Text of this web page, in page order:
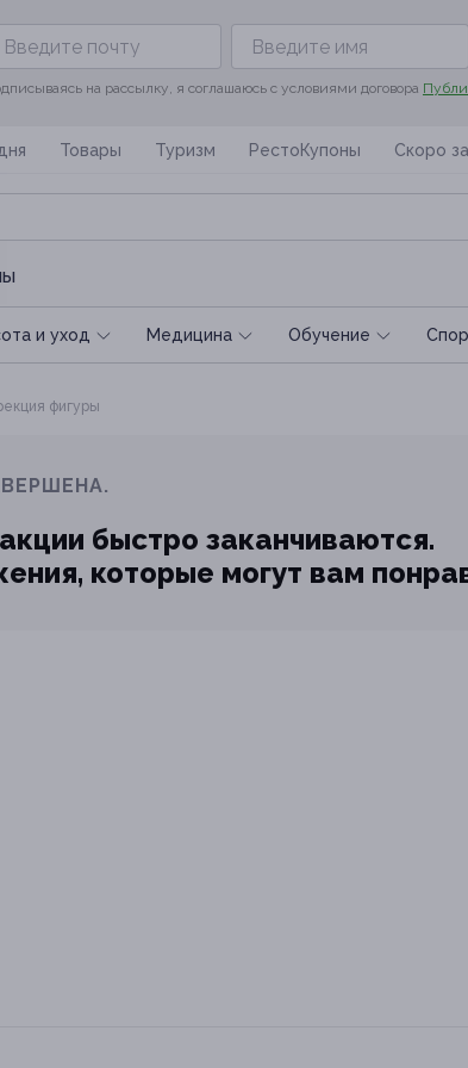
на рассылку, я соглашаюсь с условиями договора
Товары Туризм РестоКупоны Скоро
и уход Медицина Обучение
фигуры
быстро заканчиваются.
которые могут вам